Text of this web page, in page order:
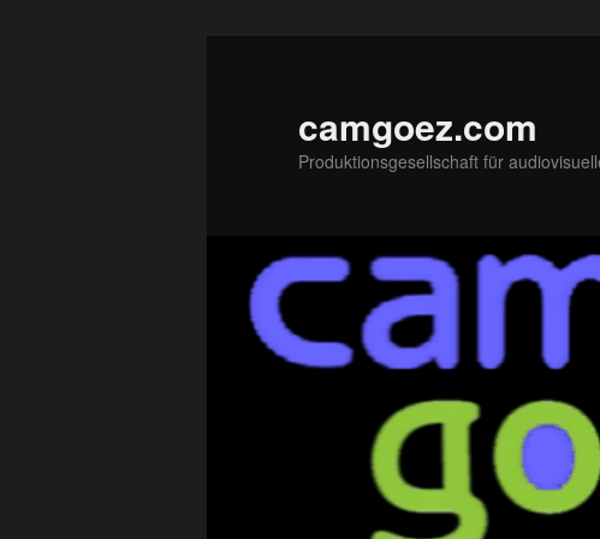
camgoez.com
Produktionsgesellschaft für